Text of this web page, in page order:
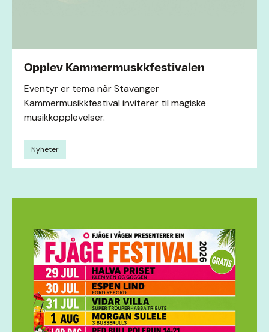
Opplev Kammermuskkfestivalen
Eventyr er tema når Stavanger
Kammermusikkfestival inviterer til magiske
musikkopplevelser.
Nyheter